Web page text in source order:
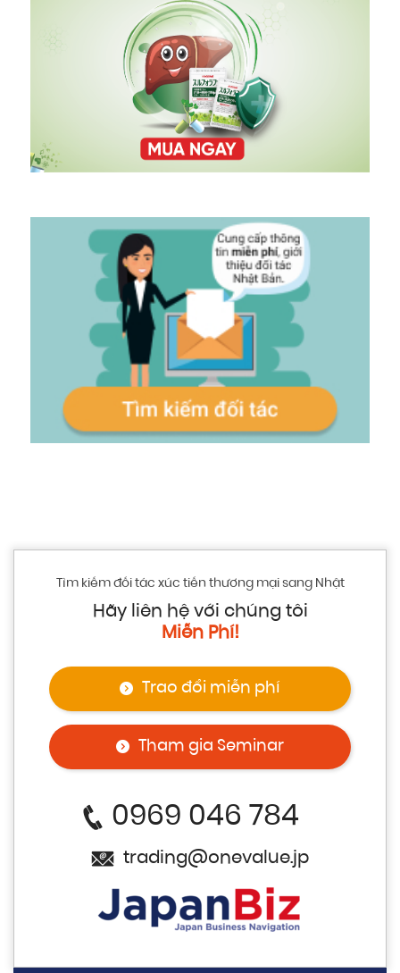
Tìm kiếm đối tác xúc tiến thương mại sang Nhật
Hãy liên hệ với chúng tôi
Miễn Phí!
Trao đổi miễn phí
Tham gia Seminar
0969 046 784
trading@onevalue.jp